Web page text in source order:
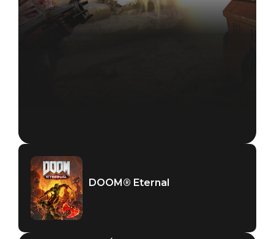
DOOM® Eternal